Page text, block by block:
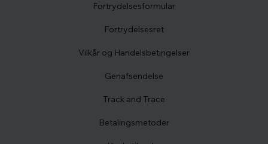
Fortrydelsesformular
Fortrydelsesret
Vilkår og Handelsbetingelser
Genafsendelse
Track and Trace
Betalingsmetoder